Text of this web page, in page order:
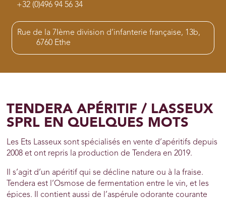
+32 (0)496 94 56 34
Rue de la 7Ième division d’infanterie française, 13b,
6760 Ethe
TENDERA APÉRITIF / LASSEUX
SPRL EN QUELQUES MOTS
Les Ets Lasseux sont spécialisés en vente d’apéritifs depuis
2008 et ont repris la production de Tendera en 2019.
Il s’agit d’un apéritif qui se décline nature ou à la fraise.
Tendera est l’Osmose de fermentation entre le vin, et les
épices. Il contient aussi de l’aspérule odorante courante